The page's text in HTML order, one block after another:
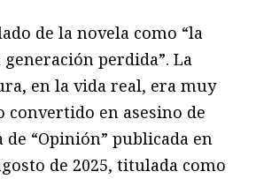
de la novela como “la
perdida”. La
en la vida real, era muy
convertido en asesino de
“Opinión” publicada en
de 2025, titulada como